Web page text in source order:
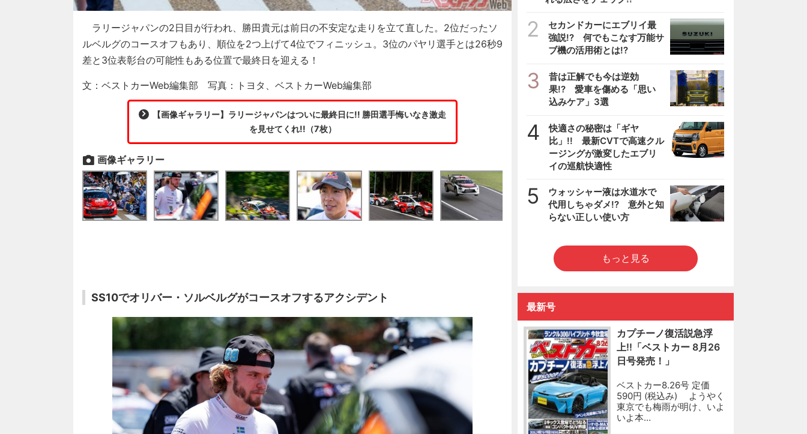
ラリージャパンの2日目が行われ、勝田貴元は前日の不安定な走りを立て直した。2位だったソ
ルベルグのコースオフもあり、順位を2つ上げて4位でフィニッシュ。3位のパヤリ選手とは26秒9
差と3位表彰台の可能性もある位置で最終日を迎える！
文：ベストカーWeb編集部 写真：トヨタ、ベストカーWeb編集部
【画像ギャラリー】ラリージャパンはついに最終日に!! 勝田選手悔いなき激走
を見せてくれ!!（7枚）
画像ギャラリー
SS10でオリバー・ソルベルグがコースオフするアクシデント
2
セカンドカーにエブリイ最
強説!? 何でもこなす万能サ
ブ機の活用術とは!?
3
昔は正解でも今は逆効
果!? 愛車を傷める「思い
込みケア」3選
4
快適さの秘密は「ギヤ
比」!! 最新CVTで高速クル
ージングが激変したエブリ
イの巡航快適性
5
ウォッシャー液は水道水で
代用しちゃダメ!? 意外と知
らない正しい使い方
もっと見る
最新号
カプチーノ復活説急浮
上!!「ベストカー 8月26
日号発売！」
ベストカー8.26号 定価
590円 (税込み) ようやく
東京でも梅雨が明け、いよ
いよ本…